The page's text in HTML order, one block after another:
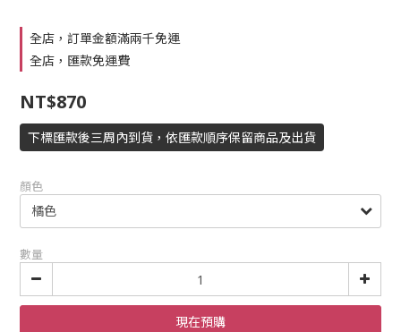
全店，訂單金額滿兩千免運
全店，匯款免運費
NT$870
下標匯款後三周內到貨，依匯款順序保留商品及出貨
顏色
數量
現在預購